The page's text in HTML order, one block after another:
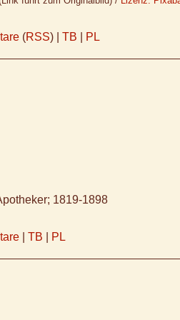
(RSS) | TB PL
1819-1898
TB PL